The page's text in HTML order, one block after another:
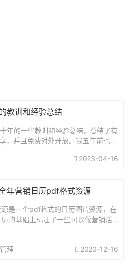
教训和经验总结
年的一些教训和经验总结，总结了有
，并且免费对外开放。我五年前也给
2023-04-16
年营销日历pdf格式资源
是一个pdf格式的日历图片资源，在
的基础上标注了一些可以做营销活
的人必备。资源大小：9.95M网盘...
理 2020-12-16